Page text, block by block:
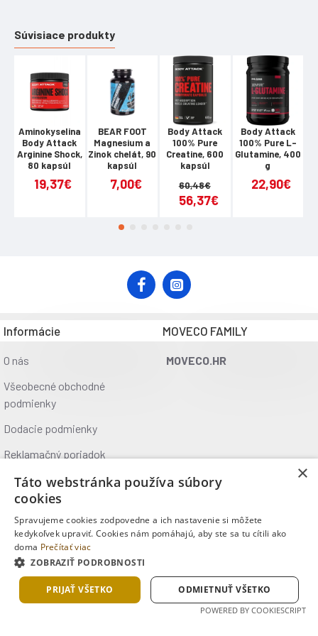
Produkt sa dá zakúpiť aj samostatne
Ohľadom užívaní sa poraďte so svojím lekárom.
Súvisiace produkty
Aminokyselina
Body Attack
Arginine Shock,
80 kapsúl
19,37€
BEAR FOOT
Magnesium a
Zinok chelát, 90
kapsúl
7,00€
Body Attack
100% Pure
Creatine, 600
kapsúl
56,37€
60,48€
Body Attack
100% Pure L-
Glutamine, 400
g
22,90€
Informácie
O nás
Všeobecné obchodné
podmienky
Dodacie podmienky
Reklamačný poriadok
Ochrana údajov
Kontakt
Kde nás nájdete
MOVECO FAMILY
MOVECO.HR
Copyright © 2025, MOVECO s.r.o., Všetky práva vyhradené
×
Táto webstránka používa súbory
cookies
Spravujeme cookies zodpovedne a ich nastavenie si môžete
kedykoľvek upraviť. Cookies nám pomáhajú, aby ste sa tu cítili ako
doma Prečítať viac
ZOBRAZIŤ PODROBNOSTI
PRIJAŤ VŠETKO ODMIETNUŤ VŠETKO
POWERED BY COOKIESCRIPT